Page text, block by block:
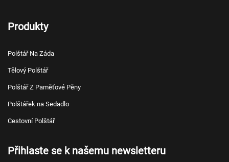
Produkty
Polštář Na Záda
Tělový Polštář
Polštář Z Paměťové Pěny
Polštářek na Sedadlo
Cestovní Polštář
Přihlaste se k našemu newsletteru